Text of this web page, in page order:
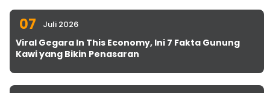
07 Juli 2026
Viral Gegara In This Economy, Ini 7 Fakta Gunung
Kawi yang Bikin Penasaran